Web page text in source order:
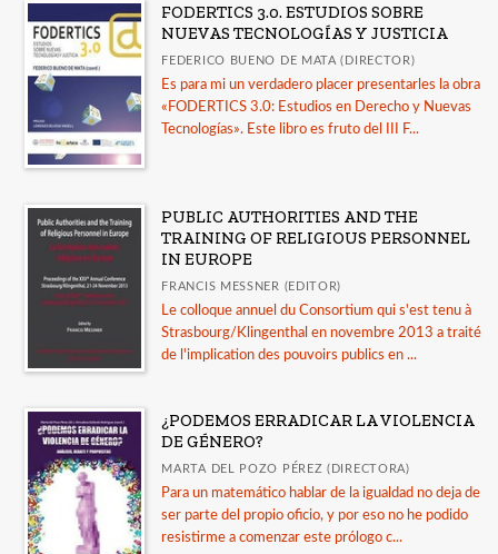
FODERTICS 3.0. ESTUDIOS SOBRE
NUEVAS TECNOLOGÍAS Y JUSTICIA
FEDERICO BUENO DE MATA (DIRECTOR)
Es para mi un verdadero placer presentarles la obra
«FODERTICS 3.0: Estudios en Derecho y Nuevas
Tecnologías». Este libro es fruto del III F...
PUBLIC AUTHORITIES AND THE
TRAINING OF RELIGIOUS PERSONNEL
IN EUROPE
FRANCIS MESSNER (EDITOR)
Le colloque annuel du Consortium qui s'est tenu à
Strasbourg/Klingenthal en novembre 2013 a traité
de l'implication des pouvoirs publics en ...
¿PODEMOS ERRADICAR LA VIOLENCIA
DE GÉNERO?
MARTA DEL POZO PÉREZ (DIRECTORA)
Para un matemático hablar de la igualdad no deja de
ser parte del propio oficio, y por eso no he podido
resistirme a comenzar este prólogo c...